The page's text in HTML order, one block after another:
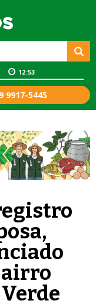
12:53
9917-5445